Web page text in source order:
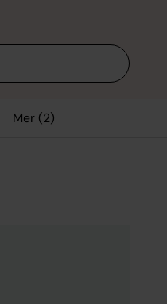
Mer (2)